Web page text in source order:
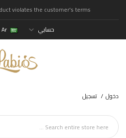
violates the customer's terms
حسابي
Ar
دخول تسجيل